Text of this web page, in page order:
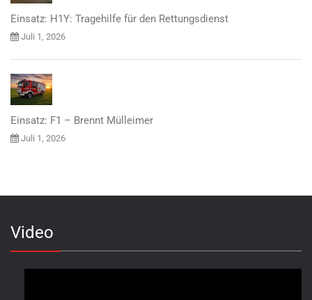
Einsatz: H1Y: Tragehilfe für den Rettungsdienst
Juli 1, 2026
Einsatz: F1 – Brennt Mülleimer
Juli 1, 2026
Video